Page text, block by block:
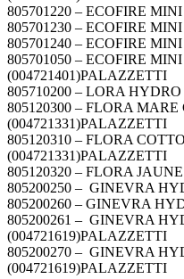
805701220 – ECOFIRE
805701230 – ECOFIRE
805701240 – ECOFIRE
805701050 – ECOFIRE
(004721401)PALAZZETTI
805710200 – LORA
805120300 – FLORA
(004721331)PALAZZETTI
805120310 – FLORA
(004721331)PALAZZETTI
805120320 – FLORA
805200250 – GINEVRA
805200260 – GINEVRA
805200261 – GINEVRA
(004721619)PALAZZETTI
805200270 – GINEVRA
(004721619)PALAZZETTI